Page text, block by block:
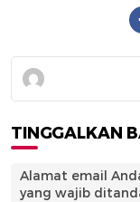
TINGGALKAN
Alamat email
yang wajib